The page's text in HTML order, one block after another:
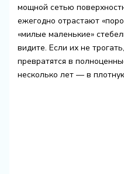
мощной сетью
ежегодно отрастают
«милые маленькие»
видите. Если их не
превратятся в
несколько лет — в